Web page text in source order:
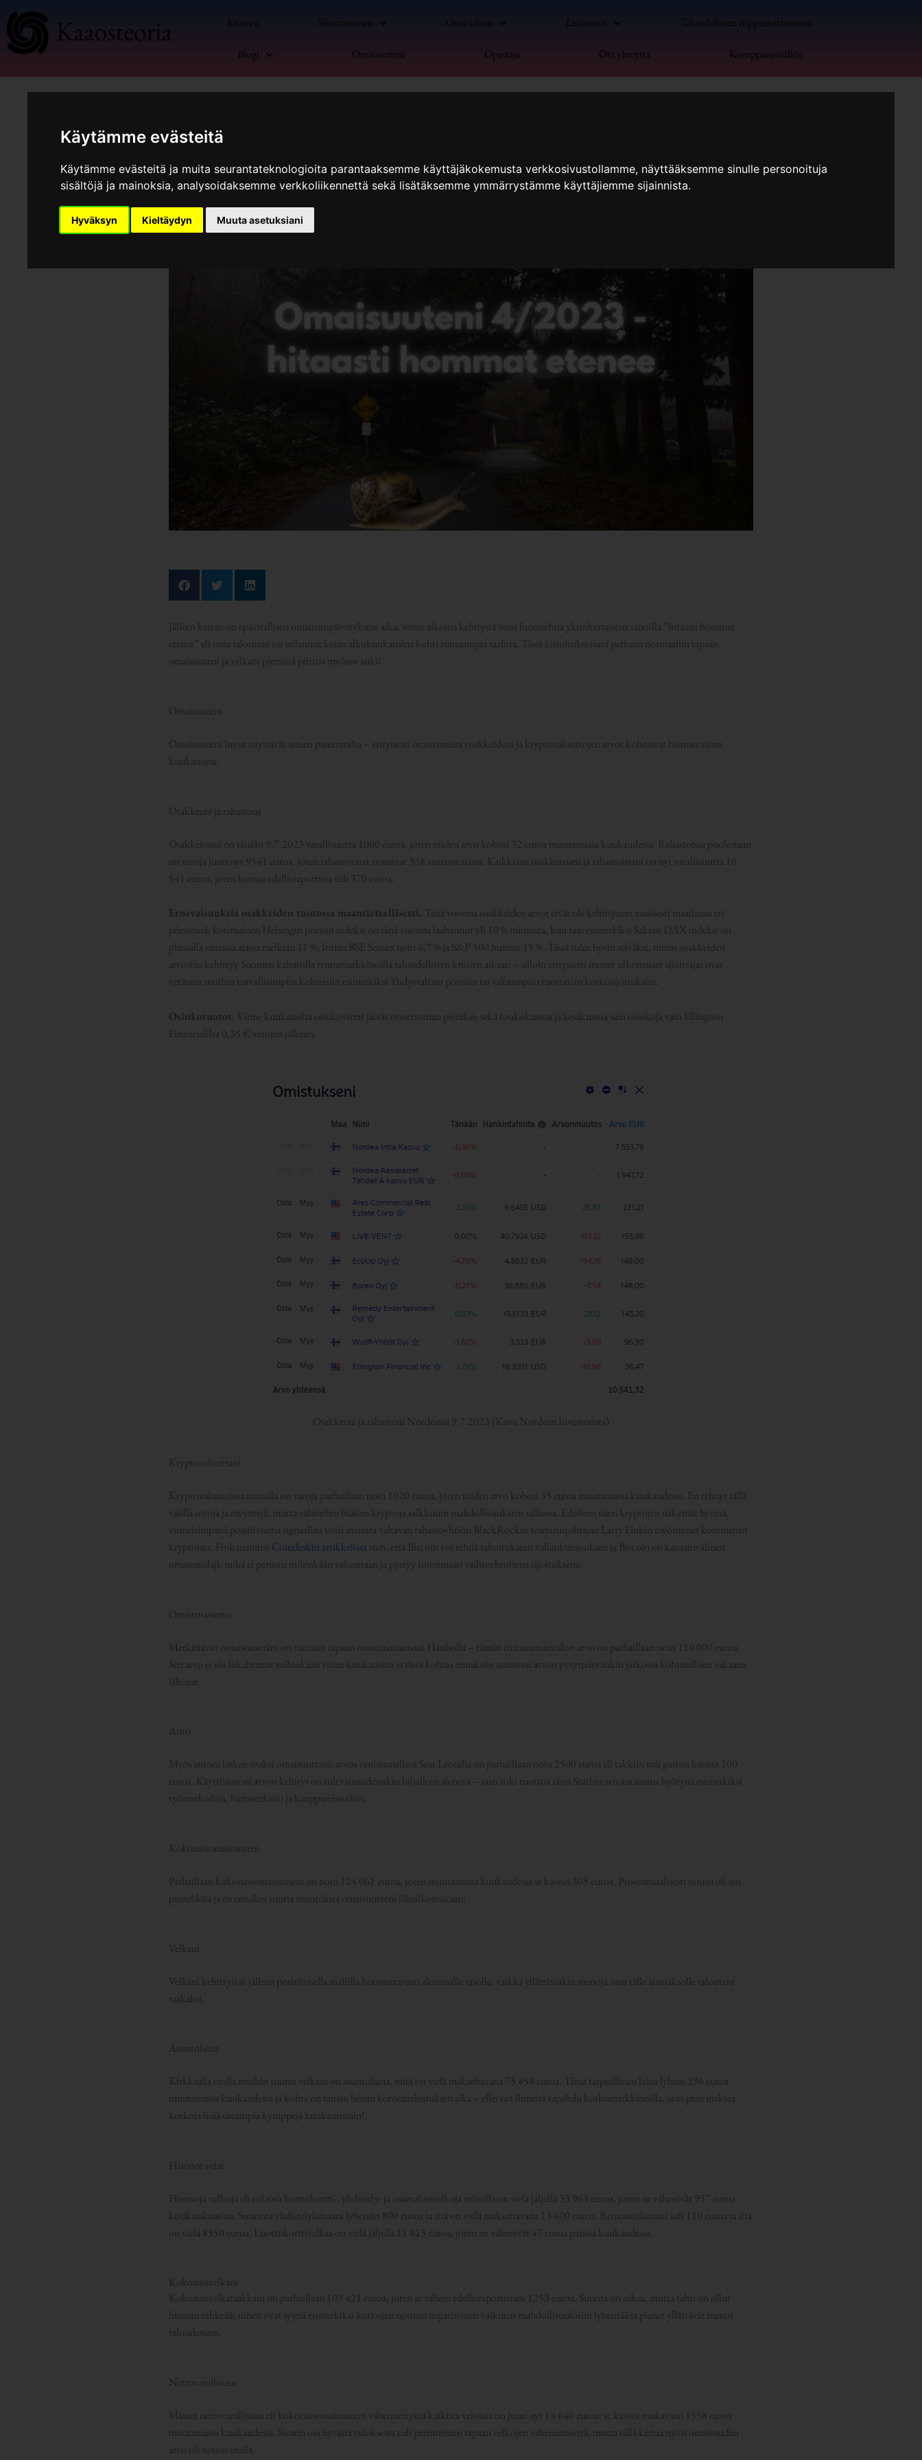
Käytämme evästeitä
Käytämme evästeitä ja muita seurantateknologioita parantaaksemme käyttäjäkokemusta verkkosivustollamme, näyttääksemme sinulle personoituja
sisältöjä ja mainoksia, analysoidaksemme verkkoliikennettä sekä lisätäksemme ymmärrystämme käyttäjiemme sijainnista.
Hyväksyn Kieltäydyn Muuta asetuksiani
sisältöön
Etusivu Sijoittaminen Oma talous Lisäansiot Taloudellinen riippumattomuus
Blogi Omaisuuteni Opastaja Ota yhteyttä Kumppanisisällöt
Kommentoi/Blogi,Omaisuuteni
Jälleen kerran on epävirallisen omaisuuspäivitykseni aika; viime aikojen kehitystä voisi luonnehtia yksinkertaisesti sanoilla ”hitaasti hommat
etenee” eli oma talouteni on seilannut kesän alkukuukausina kohti runsaampia saaliita. Tässä kirjoituksessani perkaan normaaliin tapaan
omaisuuteni ja velkani pienintä piirtoa myöten auki!
Omaisuuteni
Omaisuuteni luvut näyttävät asteen paremmilta – erityisesti omistamieni osakkeideni ja kryptovaluuttojen arvot kohosivat hieman viime
kuukausina.
Osakkeeni ja rahastoni
Osakkeissani on tänään 9.7.2023 varallisuutta 1000 euroa, joten niiden arvo kohosi 32 euroa muutamassa kuukaudessa. Rahastoissa puolestaan
on varoja juuri nyt 9541 euroa, joten rahastovarat nousivat 338 samassa ajassa. Kaikkiaan osakkeissani ja rahastoissani on nyt varallisuutta 10
541 euroa, joten kasvua edellisraportista tuli 370 euroa.
Eroavaisuuksia osakkeiden tuotossa maantieteellisesti. Tänä vuonna osakkeiden arvot eivät ole kehittyneet tasaisesti maailman eri
pörsseissä; kotimainen Helsingin pörssin indeksi on tänä vuonna laahannut yli 10 % miinusta, kun taas esimerkiksi Saksan DAX-indeksi on
plussalla samassa ajassa melkein 11 %, Intian BSE Sensex noin 6,7 % ja S&P 500 huimat 15 %. Tässä tulee hyvin selväksi, miten osakkeiden
arvostus kehittyy Suomen kaltaisilla reunamarkkinoilla taloudellisten kriisien aikaan – silloin erityisesti monet ulkomaiset sijoittajat ovat
vetäneet muihin turvallisimpiin kohteisiin esimerkiksi Yhdysvaltain pörssiin tai vakaampiin tuottaviin korkosijoituksiin.
Osinkotuotot. Viime kuukausilta osinkovirrat jäivät onnettoman pieniksi; sekä toukokuussa ja kesäkuussa sain osinkoja vain Ellington
Financialilta 0,35 € verojen jälkeen.
Osakkeeni ja rahastoni Nordeassa 9.7.2023 (Kuva Nordean Investorista)
Kryptovaluuttani
Kryptovaluutoissa minulla on varoja parhaillaan noin 1020 euroa, joten niiden arvo kohosi 35 euroa muutamassa kuukaudessa. En tehnyt tällä
välillä ostoja ja myyntejä, mutta vähitellen lisäilen kryptoja salkkuuni mahdollisuuksien salliessa. Edelleen näen kryptojen näkymät hyvinä,
viimeisimpänä positiivisena signaalina voisi mainita valtavan rahastoyhtiön BlackRockin toimitusjohtajan Larry Finkin myönteiset kommentit
kryptoista. Fink mainitsi Coindeskin artikkelissa mm. että Bitcoin voi tehdä rahoitukseen vallankumouksen ja Bitcoin on kansainvälinen
omaisuuslaji, mikä ei perustu mihinkään valuuttaan ja pystyy toimimaan vaihtoehtoisena sijoituksena.
Omistusasunto
Merkittävin omaisuuseräni on tuttuun tapaan omistusasuntoni Hauholla – tämän rintamamiestalon arvo on parhaillaan noin 110 000 euroa.
Sen arvo ei siis liikahtanut mihinkään viime kuukausina ja tässä kohtaa ennakoin asuntoni arvon pysyttelevänkin jatkossa kohtuullisen vakaana
lähiajat.
Auto
Myös autoni lasken osaksi omaisuuttani; arvoa omistamallani Seat Leonilla on parhaillaan noin 2500 euroa eli takkiin tuli parissa kuussa 100
euroa. Käyttöautoni arvon kehitys on tulevaisuudessakin hiljalleen aleneva – saan toki tuottoa tästä Seatista sen antamana hyötynä esimerkiksi
työmatkoihin, harrastuksiin ja kauppareissuihin.
Kokonaisomaisuuteni
Parhaillaan kokonaisomaisuuteni on noin 124 061 euroa, joten muutamassa kuukaudessa se kasvoi 305 euroa. Prosentuaalisesti nousu oli siis
pienehköä ja en ennakoi suuria muutoksia omaisuuteeni lähiaikoinakaan!
Velkani
Velkani kehittyivät jälleen positiivisella mallilla huomattavasti alemmalle tasolle, vaikka yllättäviäkin menoja osui tälle ajanjaksolle talouteni
taakaksi.
Asuntolaina
Kirkkaalla erolla muihin suurin velkani on asuntolaina, mitä on vielä makseltavana 75 458 euroa. Tämä tarpeellinen laina lyheni 296 euroa
muutamassa kuukaudessa ja kohta on tämän lainan korontarkistuksen aika – ellei nyt ihmeitä tapahdu korkomarkkinoilla, saan pian maksaa
korkoja lisää useampia kymppejä kuukausittain!
Huonot velat
Huonoja velkoja eli erilaisia luottokortti-, yhdistely- ja osamaksuvelkoja minulla on vielä jäljellä 33 963 euroa, joten ne vähenivät 957 euroa
kesäkuukausina. Suurinta yhdistelylainaani lyhensin 800 euroa ja sitä on vielä maksettavana 13 600 euroa. Remonttilainani suli 110 euroa ja sitä
on vielä 8550 euroa. Luottokorttivelkaa on vielä jäljellä 11 813 euroa, joten ne vähenivät 47 euroa parissa kuukaudessa.
Kokonaisvelkani
Kokonaisvelkataakkani on parhaillaan 109 421 euroa, joten se väheni edellisraportistani 1253 euroa. Suunta on oikea, mutta tahti on ollut
hieman nihkeää; siihen ovat syynä esimerkiksi korkojen nousun negatiivinen vaikutus mahdollisuuksiini lyhentää ja pienet yllättävät menot
taloudessani.
Nettovarallisuus
Minun nettovarallisuus eli kokonaisomaisuuteni vähennettyinä kaikista veloista on juuri nyt 14 640 euroa; se kasvoi mukavasti 1558 euroa
muutamassa kuukaudessa. Suurin osa hyvästä tuloksesta tuli perinteiseen tapaan velkojen vähenemisestä, mutta tällä kertaa myös omaisuuden
arvo oli nousu-uralla.